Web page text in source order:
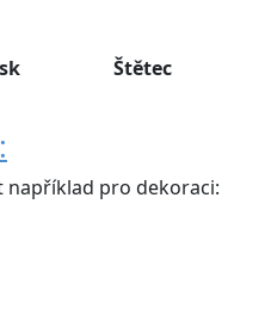
Štětec
například pro dekoraci: